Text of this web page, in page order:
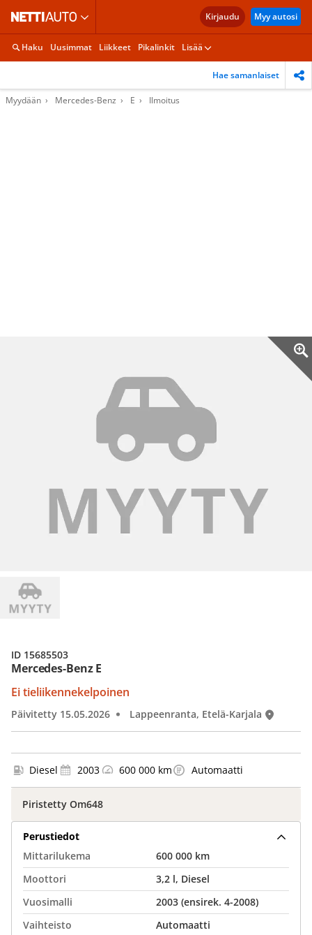
Kirjaudu Myy autosi
Haku Uusimmat Liikkeet Pikalinkit Lisää
Hae samanlaiset
Myydään Mercedes-Benz E Ilmoitus
Mercedes-Benz E
Ei tieliikennekelpoinen
Päivitetty 15.05.2026 Lappeenranta, Etelä-Karjala
ID 15685503
Diesel 2003 600 000 km Automaatti
Piristetty Om648
Perustiedot
Mittarilukema
600 000 km
Moottori
3,2 l, Diesel
Vuosimalli
2003 (ensirek. 4-2008)
Vaihteisto
Automaatti